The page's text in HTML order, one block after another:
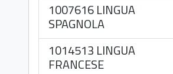
1007616 LINGUA
SPAGNOLA
1014513 LINGUA
FRANCESE